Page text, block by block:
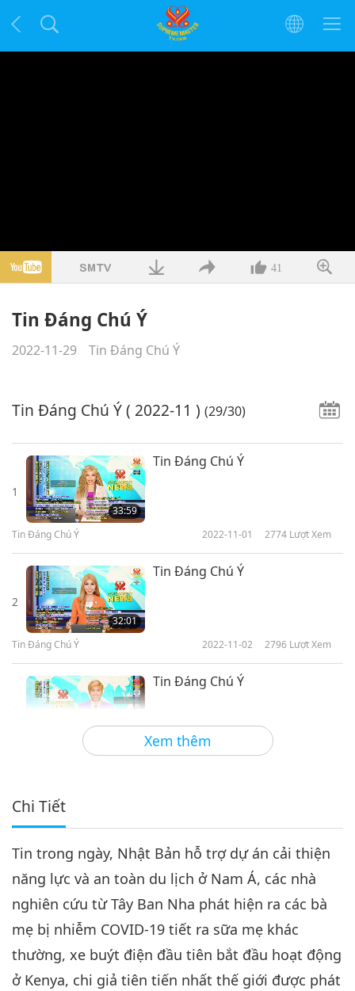
41
Tin Đáng Chú Ý
2022-11-29 Tin Đáng Chú Ý
Xem thêm
Tin Đáng Chú Ý( 2022-11 ) (29/30)
1
33:59
Tin Đáng Chú Ý
Tin Đáng Chú Ý 2022-11-01 2774 Lượt Xem
2
32:01
Tin Đáng Chú Ý
Tin Đáng Chú Ý 2022-11-02 2796 Lượt Xem
40:39
Tin Đáng Chú Ý
2022-11-03 2724
4
Tin Đáng Chú Ý 2022-11-04 Lượt Xem
5
35:59
Tin Đáng Chú Ý
Tin Đáng Chú Ý 2022-11-05 2630 Lượt Xem
Chi Tiết
Tin trong ngày, Nhật Bản hỗ trợ dự án cải thiện
năng lực và an toàn du lịch ở Nam Á, các nhà
nghiên cứu từ Tây Ban Nha phát hiện ra các bà
mẹ bị nhiễm COVID-19 tiết ra sữa mẹ khác
thường, xe buýt điện đầu tiên bắt đầu hoạt động
ở Kenya, chi giả tiên tiến nhất thế giới được phát